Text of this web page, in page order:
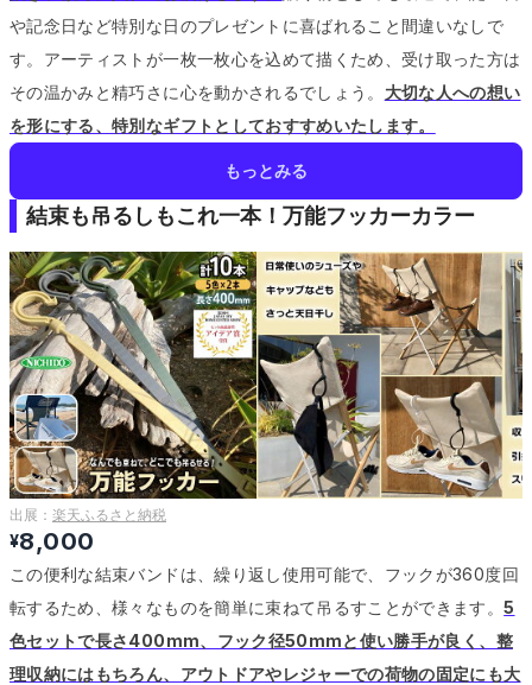
や記念日など特別な日のプレゼントに喜ばれること間違いなしで
す。 アーティストが一枚一枚心を込めて描くため、受け取った方は
その温かみと精巧さに心を動かされるでしょう。 大切な人への想い
を形にする、特別なギフトとしておすすめいたします。
もっとみる
結束も吊るしもこれ一本！万能フッカーカラー
出展： 楽天ふるさと納税
¥8,000
この便利な結束バンドは、繰り返し使用可能で、フックが360度回
転するため、様々なものを簡単に束ねて吊るすことができます。5
色セットで長さ400mm、フック径50mmと使い勝手が良く、整
理収納にはもちろん、アウトドアやレジャーでの荷物の固定にも大